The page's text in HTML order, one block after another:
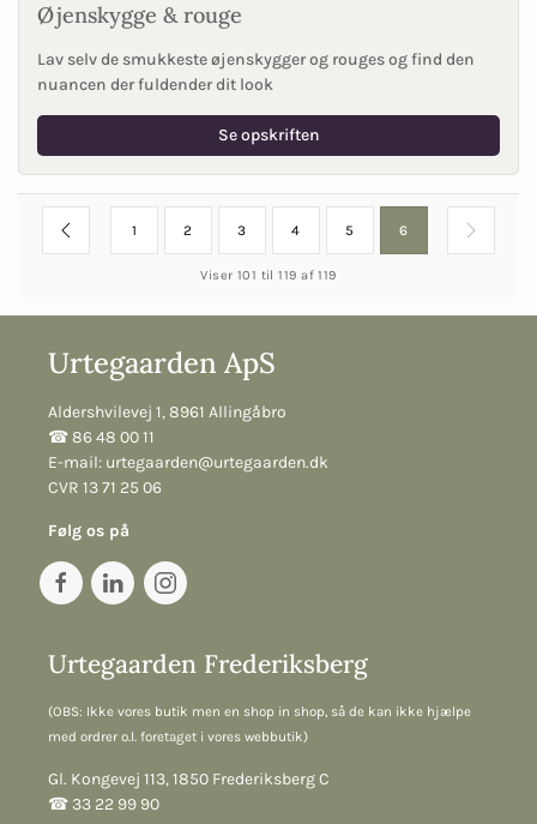
Øjenskygge & rouge
Lav selv de smukkeste øjenskygger og rouges og find den
nuancen der fuldender dit look
Se opskriften
1 2 3 4 5 6
Viser 101 til 119 af 119
Urtegaarden ApS
Aldershvilevej 1, 8961 Allingåbro
☎︎ 86 48 00 11
E-mail: urtegaarden@urtegaarden.dk
CVR 13 71 25 06
Følg os på
Urtegaarden Frederiksberg
(OBS: Ikke vores butik men en shop in shop, så de kan ikke hjælpe
med ordrer o.l. foretaget i vores webbutik)
Gl. Kongevej 113, 1850 Frederiksberg C
☎︎ 33 22 99 90